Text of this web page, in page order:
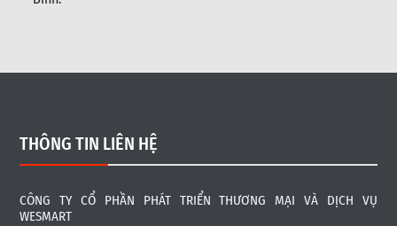
THÔNG TIN LIÊN HỆ
CÔNG TY CỔ PHẦN PHÁT TRIỂN THƯƠNG MẠI VÀ DỊCH VỤ
WESMART